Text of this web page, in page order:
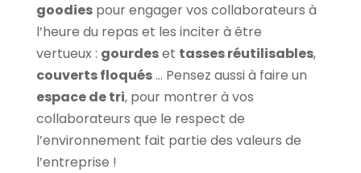
goodiespour engager vos collaborateurs à
l’heure du repas et les inciter à être
vertueux : gourdeset tasses réutilisables,
couverts floqués… Pensez aussi à faire un
espace de tri, pour montrer à vos
collaborateurs que le respect de
l’environnement fait partie des valeurs de
l’entreprise !